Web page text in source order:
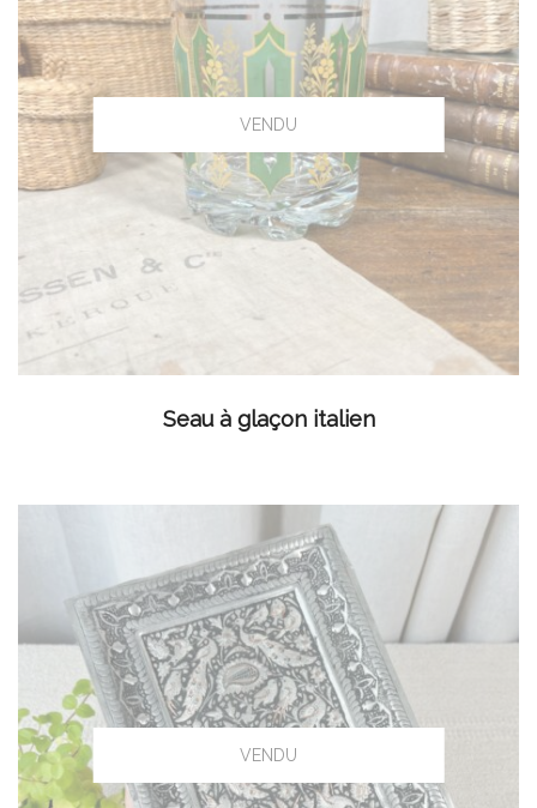
LIRE LA SUITE
Seau à glaçon italien